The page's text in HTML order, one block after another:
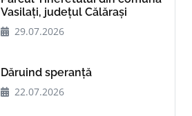
Vasilați, județul Călărași
29.07.2026
Dăruind speranță
22.07.2026